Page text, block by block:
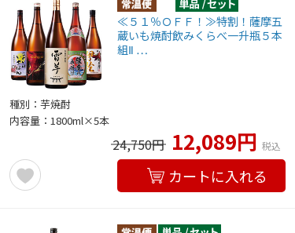
≪５１％ＯＦＦ！≫特割！薩摩五
蔵いも焼酎飲みくらべ一升瓶５本
組Ⅱ …
種別：芋焼酎
内容量：1800ml×5本
24,750円 12,089円 税込
カートに入れる